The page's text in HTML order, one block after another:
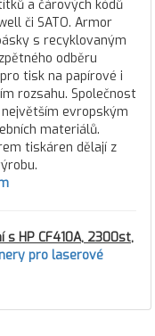
a čárových kódů
či SATO. Armor
s recyklovaným
odběru
tisk na papírové i
rozsahu. Společnost
evropským
materiálů.
tiskáren dělají z
HP CF410A, 2300st,
pro laserové